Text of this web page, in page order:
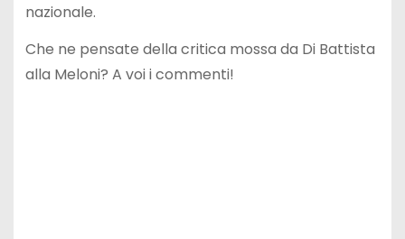
nazionale.
Che ne pensate della critica mossa da Di Battista
alla Meloni? A voi i commenti!